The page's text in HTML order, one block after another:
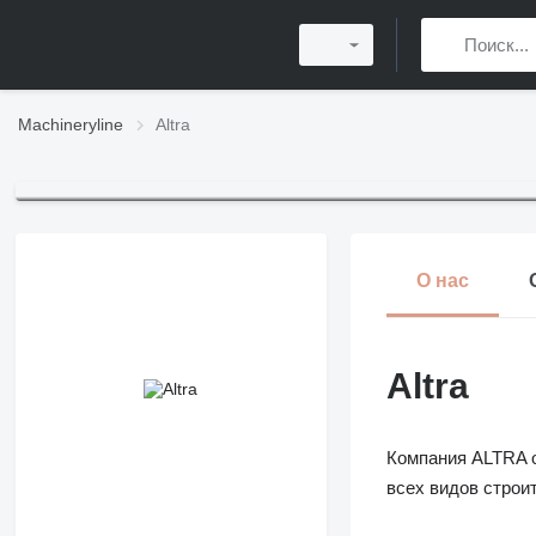
Machineryline Altra
О нас
Altra
Компания ALTRA
всех видов